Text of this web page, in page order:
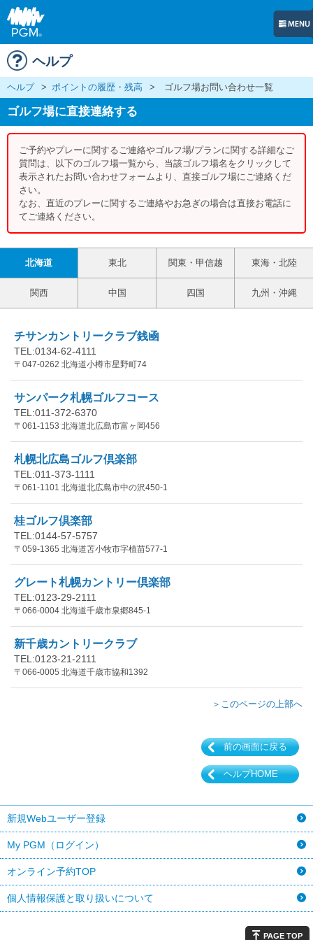
ヘルプ
ヘルプ > ポイントの履歴・残高 > ゴルフ場お問い合わせ一覧
ゴルフ場に直接連絡する
ご予約やプレーに関するご連絡やゴルフ場/プランに関する詳細なご
質問は、以下のゴルフ場一覧から、当該ゴルフ場名をクリックして
表示されたお問い合わせフォームより、直接ゴルフ場にご連絡くだ
さい。
なお、直近のプレーに関するご連絡やお急ぎの場合は直接お電話に
てご連絡ください。
北海道 東北 関東・甲信越 東海・北陸
関西 中国 四国 九州・沖縄
チサンカントリークラブ銭凾
TEL:0134-62-4111
〒047-0262 北海道小樽市星野町74
サンパーク札幌ゴルフコース
TEL:011-372-6370
〒061-1153 北海道北広島市富ヶ岡456
札幌北広島ゴルフ倶楽部
TEL:011-373-1111
〒061-1101 北海道北広島市中の沢450-1
桂ゴルフ倶楽部
TEL:0144-57-5757
〒059-1365 北海道苫小牧市字植苗577-1
グレート札幌カントリー倶楽部
TEL:0123-29-2111
〒066-0004 北海道千歳市泉郷845-1
新千歳カントリークラブ
TEL:0123-21-2111
〒066-0005 北海道千歳市協和1392
＞このページの上部へ
前の画面に戻る
ヘルプHOME
新規Webユーザー登録
My PGM（ログイン）
オンライン予約TOP
個人情報保護と取り扱いについて
PAGE TOP